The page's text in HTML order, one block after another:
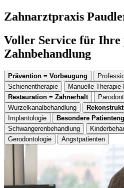
Zahnarztpraxis
Voller Service für Ihre
Zahnbehandlung
Prävention = Vorbeugung
Schienentherapie
Manuelle Therapie
Restauration = Zahnerhalt
Wurzelkanalbehandlung
Implantologie
Besondere
Schwangerenbehandlung
Gerodontologie
Angstpatienten